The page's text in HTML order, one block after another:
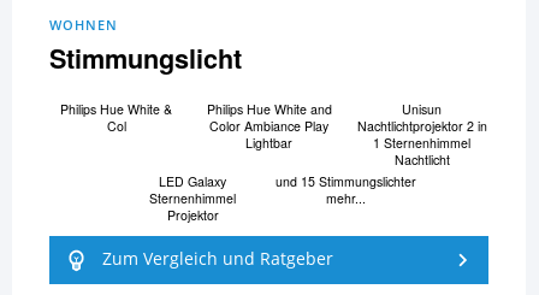
WOHNEN
Stimmungslicht
Philips Hue White &
Col
Philips Hue White and
Color Ambiance Play
Lightbar
Unisun
Nachtlichtprojektor 2 in
1 Sternenhimmel
Nachtlicht
LED Galaxy
Sternenhimmel
Projektor
und 15 Stimmungslichter
mehr...
Zum Vergleich und Ratgeber